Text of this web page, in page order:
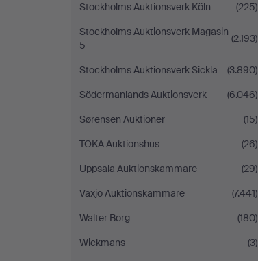
Stockholms Auktionsverk Köln
(225)
Stockholms Auktionsverk Magasin
5
(2.193)
Stockholms Auktionsverk Sickla
(3.890)
Södermanlands Auktionsverk
(6.046)
Sørensen Auktioner
(15)
TOKA Auktionshus
(26)
Uppsala Auktionskammare
(29)
Växjö Auktionskammare
(7.441)
Walter Borg
(180)
Wickmans
(3)